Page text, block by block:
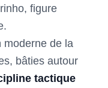
figure
moderne de la
bâties autour
tactique